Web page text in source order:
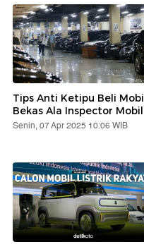
Tips Anti Ketipu Beli Mobil
Bekas Ala Inspector Mobil
Senin, 07 Apr 2025 10:06 WIB